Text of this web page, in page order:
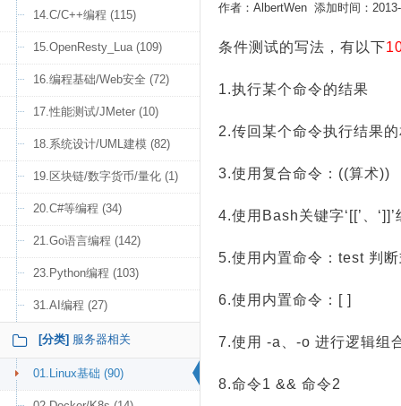
14.C/C++编程 (115)
15.OpenResty_Lua (109)
16.编程基础/Web安全 (72)
17.性能测试/JMeter (10)
18.系统设计/UML建模 (82)
19.区块链/数字货币/量化 (1)
20.C#等编程 (34)
21.Go语言编程 (142)
23.Python编程 (103)
31.AI编程 (27)
[分类] 服务器相关
01.Linux基础 (90)
作者：AlbertWen 添加时间：
条件测试的写法，有以下
1.执行某个命令的结果
2.传回某个命令执行结果
3.使用复合命令：((算术))
4.使用Bash关键字‘[[’、
5.使用内置命令：test 判
6.使用内置命令：[ ]
7.使用 -a、-o 进行逻辑组
8.命令1 && 命令2